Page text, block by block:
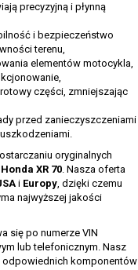
precyzyjną i płynną
i bezpieczeństwo
terenu,
elementów motocykla,
części, zmniejszając
przed zanieczyszczeniami
oryginalnych
XR 70. Nasza oferta
i Europy, dzięki czemu
najwyższej jakości
się po numerze VIN
lub telefonicznym. Nasz
odpowiednich komponentów